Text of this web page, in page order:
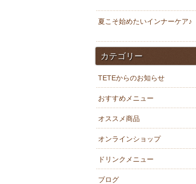
夏こそ始めたいインナーケア♪
カテゴリー
TETEからのお知らせ
おすすめメニュー
オススメ商品
オンラインショップ
ドリンクメニュー
ブログ